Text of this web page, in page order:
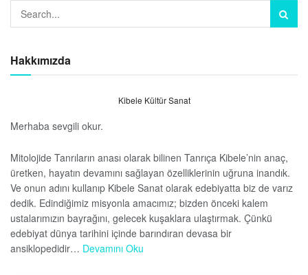
Hakkımızda
Kibele Kültür Sanat
Merhaba sevgili okur.
Mitolojide Tanrıların anası olarak bilinen Tanrıça Kibele’nin anaç,
üretken, hayatın devamını sağlayan özelliklerinin uğruna inandık.
Ve onun adını kullanıp Kibele Sanat olarak edebiyatta biz de varız
dedik. Edindiğimiz misyonla amacımız; bizden önceki kalem
ustalarımızın bayrağını, gelecek kuşaklara ulaştırmak. Çünkü
edebiyat dünya tarihini içinde barındıran devasa bir
ansiklopedidir… Devamını Oku